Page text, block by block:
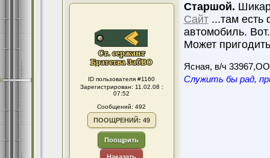
ID пользователя #1160
Зарегистрирован: 11.02.08 :
07:52
Сообщений: 492
ПООЩРЕНИЙ: 49
Поощрить
Старшой.
Сайт...там есть
автомобиль.
Может
Ясная, в/ч
Служить бы рад,